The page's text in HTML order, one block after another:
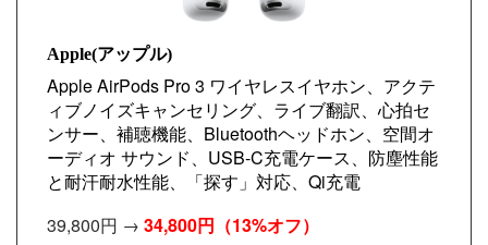
Apple(アップル)
Apple AirPods Pro 3 ワイヤレスイヤホン、アクテ
ィブノイズキャンセリング、ライブ翻訳、心拍セ
ンサー、補聴機能、Bluetoothヘッドホン、空間オ
ーディオ サウンド、USB-C充電ケース、防塵性能
と耐汗耐水性能、「探す」対応、Qi充電
39,800円 → 34,800円 （13%オフ）